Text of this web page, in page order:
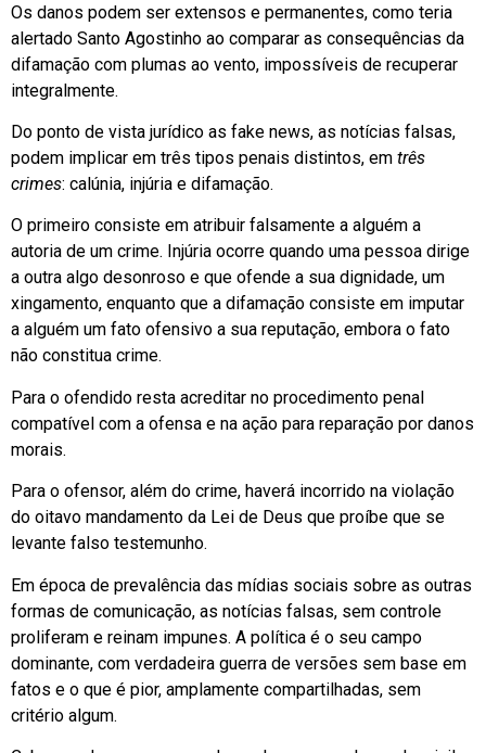
Os danos podem ser extensos e permanentes, como teria
alertado Santo Agostinho ao comparar as consequências da
difamação com plumas ao vento, impossíveis de recuperar
integralmente.
Do ponto de vista jurídico as fake news, as notícias falsas,
podem implicar em três tipos penais distintos, em três
crimes: calúnia, injúria e difamação.
O primeiro consiste em atribuir falsamente a alguém a
autoria de um crime. Injúria ocorre quando uma pessoa dirige
a outra algo desonroso e que ofende a sua dignidade, um
xingamento, enquanto que a difamação consiste em imputar
a alguém um fato ofensivo a sua reputação, embora o fato
não constitua crime.
Para o ofendido resta acreditar no procedimento penal
compatível com a ofensa e na ação para reparação por danos
morais.
Para o ofensor, além do crime, haverá incorrido na violação
do oitavo mandamento da Lei de Deus que proíbe que se
levante falso testemunho.
Em época de prevalência das mídias sociais sobre as outras
formas de comunicação, as notícias falsas, sem controle
proliferam e reinam impunes. A política é o seu campo
dominante, com verdadeira guerra de versões sem base em
fatos e o que é pior, amplamente compartilhadas, sem
critério algum.